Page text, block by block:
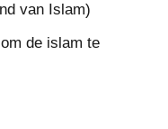
van Islam)
de islam te